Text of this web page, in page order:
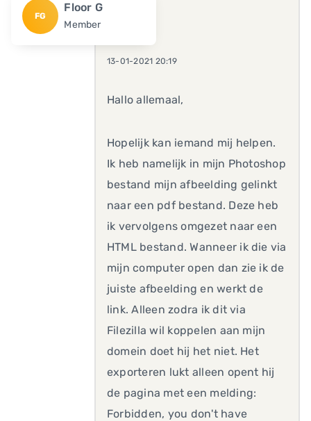
FG
Floor G
Member
13-01-2021 20:19
Hallo allemaal,
Hopelijk kan iemand mij helpen.
Ik heb namelijk in mijn Photoshop
bestand mijn afbeelding gelinkt
naar een pdf bestand. Deze heb
ik vervolgens omgezet naar een
HTML bestand. Wanneer ik die via
mijn computer open dan zie ik de
juiste afbeelding en werkt de
link. Alleen zodra ik dit via
Filezilla wil koppelen aan mijn
domein doet hij het niet. Het
exporteren lukt alleen opent hij
de pagina met een melding:
Forbidden, you don't have